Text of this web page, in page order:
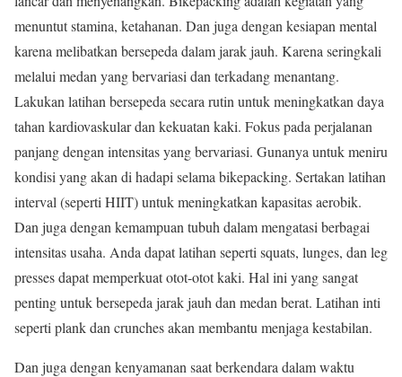
menuntut stamina, ketahanan. Dan juga dengan kesiapan mental
karena melibatkan bersepeda dalam jarak jauh. Karena seringkali
melalui medan yang bervariasi dan terkadang menantang.
Lakukan latihan bersepeda secara rutin untuk meningkatkan daya
tahan kardiovaskular dan kekuatan kaki. Fokus pada perjalanan
panjang dengan intensitas yang bervariasi. Gunanya untuk meniru
kondisi yang akan di hadapi selama bikepacking. Sertakan latihan
interval (seperti HIIT) untuk meningkatkan kapasitas aerobik.
Dan juga dengan kemampuan tubuh dalam mengatasi berbagai
intensitas usaha. Anda dapat latihan seperti squats, lunges, dan leg
presses dapat memperkuat otot-otot kaki. Hal ini yang sangat
penting untuk bersepeda jarak jauh dan medan berat. Latihan inti
seperti plank dan crunches akan membantu menjaga kestabilan.
Dan juga dengan kenyamanan saat berkendara dalam waktu